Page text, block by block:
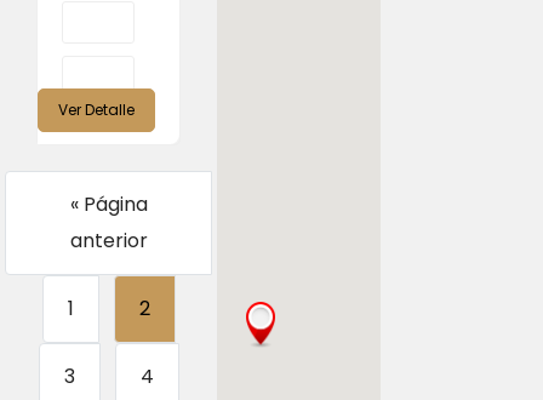
Ver Detalle
« Página
anterior
1 2
3 4